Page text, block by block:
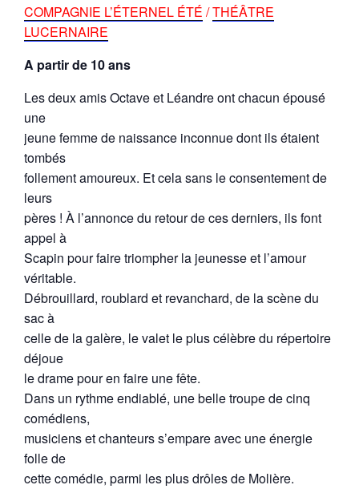
COMPAGNIE L’ÉTERNEL ÉTÉ /THÉÂTRE
LUCERNAIRE
A partir de 10 ans
Les deux amis Octave et Léandre ont chacun épousé
une
jeune femme de naissance inconnue dont ils étaient
tombés
follement amoureux. Et cela sans le consentement de
leurs
pères ! À l’annonce du retour de ces derniers, ils font
appel à
Scapin pour faire triompher la jeunesse et l’amour
véritable.
Débrouillard, roublard et revanchard, de la scène du
sac à
celle de la galère, le valet le plus célèbre du répertoire
déjoue
le drame pour en faire une fête.
Dans un rythme endiablé, une belle troupe de cinq
comédiens,
musiciens et chanteurs s’empare avec une énergie
folle de
cette comédie, parmi les plus drôles de Molière.